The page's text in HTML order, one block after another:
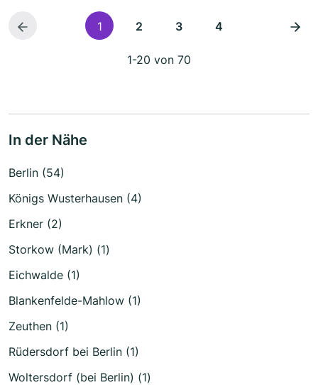
1 2 3 4
1-20 von 70
In der Nähe
Berlin (54)
Königs Wusterhausen (4)
Erkner (2)
Storkow (Mark) (1)
Eichwalde (1)
Blankenfelde-Mahlow (1)
Zeuthen (1)
Rüdersdorf bei Berlin (1)
Woltersdorf (bei Berlin) (1)